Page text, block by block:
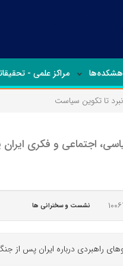
مراکز علمی -
تا تکوین سیاست
اجتماعی و فکری
نشست و سخنرانی ها
درباره ایران پس از جنگ»